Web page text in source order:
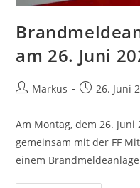
am 26. Juni
Markus 26. Juni
Am Montag, dem 26. Juni
gemeinsam mit der FF
einem